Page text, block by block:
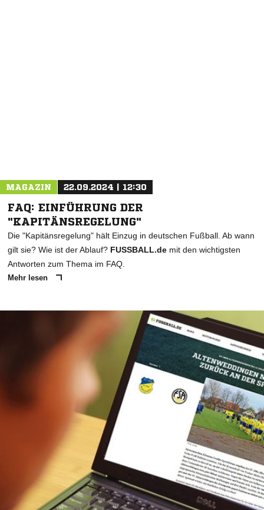
MAGAZIN 22.09.2024 | 12:30
FAQ: EINFÜHRUNG DER
"KAPITÄNSREGELUNG"
Die "Kapitänsregelung" hält Einzug in deutschen Fußball. Ab wann
gilt sie? Wie ist der Ablauf? FUSSBALL.de mit den wichtigsten
Antworten zum Thema im FAQ.
Mehr lesen